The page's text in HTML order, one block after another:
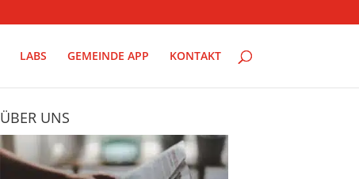
LABS GEMEINDE APP KONTAKT
ÜBER UNS